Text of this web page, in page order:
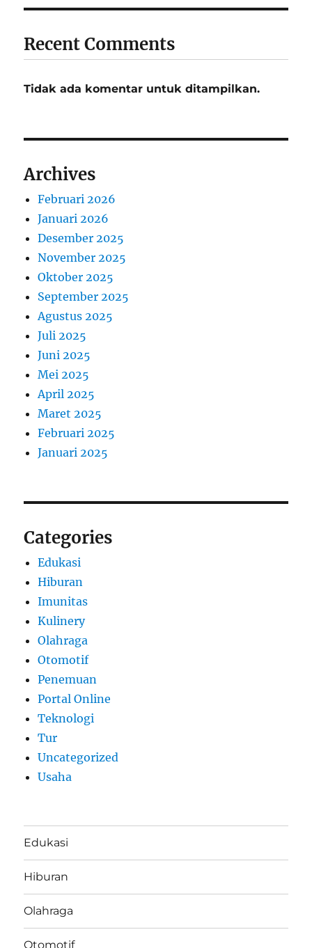
Recent Comments
Tidak ada komentar untuk ditampilkan.
Archives
Februari 2026
Januari 2026
Desember 2025
November 2025
Oktober 2025
September 2025
Agustus 2025
Juli 2025
Juni 2025
Mei 2025
April 2025
Maret 2025
Februari 2025
Januari 2025
Categories
Edukasi
Hiburan
Imunitas
Kulinery
Olahraga
Otomotif
Penemuan
Portal Online
Teknologi
Tur
Uncategorized
Usaha
Edukasi
Hiburan
Olahraga
Otomotif